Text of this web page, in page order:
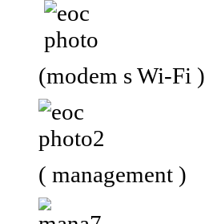
(modem s Wi-Fi )
( management )